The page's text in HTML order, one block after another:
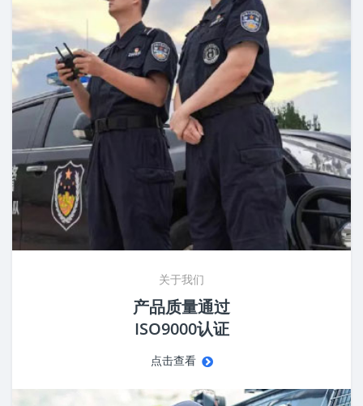
关于我们
产品质量通过
ISO9000认证
点击查看